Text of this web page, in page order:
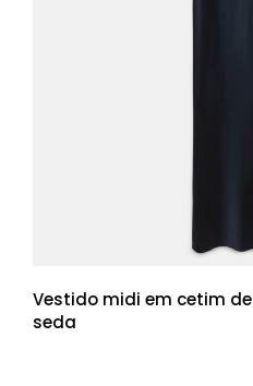
Vestido midi em cetim de
seda